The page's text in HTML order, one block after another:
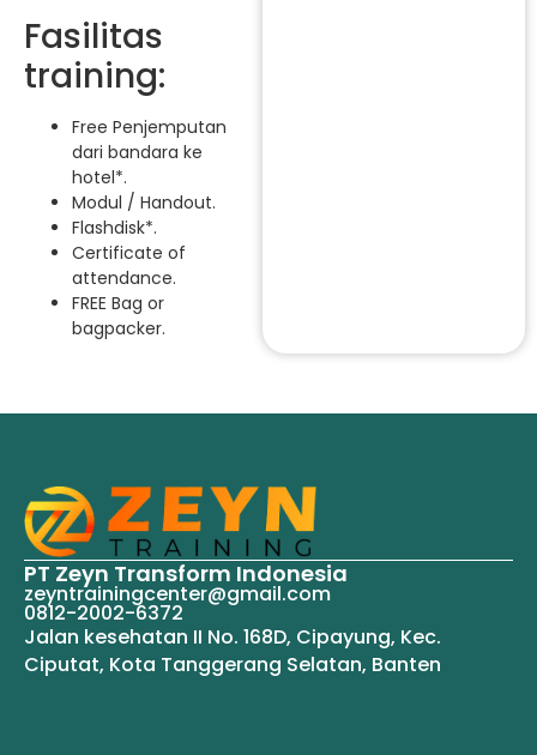
Fasilitas
training:
Free Penjemputan
dari bandara ke
hotel*.
Modul / Handout.
Flashdisk*.
Certificate of
attendance.
FREE Bag or
bagpacker.
PT Zeyn Transform Indonesia
zeyntrainingcenter@gmail.com
0812-2002-6372
Jalan kesehatan II No. 168D, Cipayung, Kec.
Ciputat, Kota Tanggerang Selatan, Banten